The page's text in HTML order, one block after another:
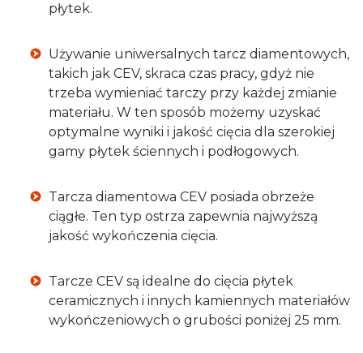
płytek.
Używanie uniwersalnych tarcz diamentowych,
takich jak CEV, skraca czas pracy, gdyż nie
trzeba wymieniać tarczy przy każdej zmianie
materiału. W ten sposób możemy uzyskać
optymalne wyniki i jakość cięcia dla szerokiej
gamy płytek ściennych i podłogowych.
Tarcza diamentowa CEV posiada obrzeże
ciągłe. Ten typ ostrza zapewnia najwyższą
jakość wykończenia cięcia.
Tarcze CEV są idealne do cięcia płytek
ceramicznych i innych kamiennych materiałów
wykończeniowych o grubości poniżej 25 mm.